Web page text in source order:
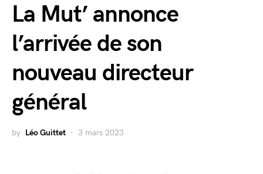
La Mut’ annonce
l’arrivée de son
nouveau directeur
général
by Léo Guittet 3 mars 2023